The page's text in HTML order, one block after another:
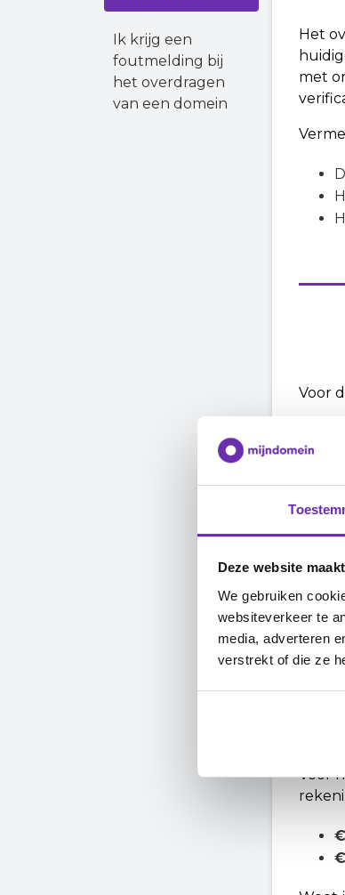
Deze website
We gebruiken
websiteverkeer te
media, adverteren
verstrekt of die ze
Ik krijg een
foutmelding bij
het overdragen
van een domein
Het
met
Voor
We
een
Voor